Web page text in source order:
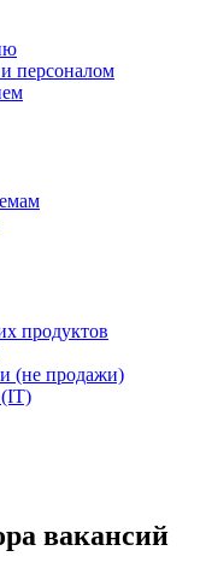
персоналом
продуктов
(не продажи)
(IT)
вакансий